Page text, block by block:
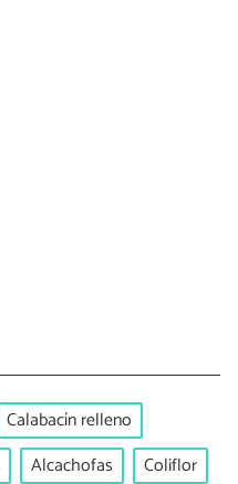
Calabacín relleno
Alcachofas Coliflor